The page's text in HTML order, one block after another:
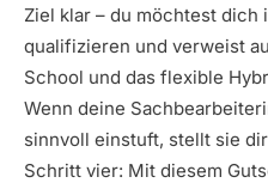
Ziel klar – du möchtest dich
qualifizieren und verweist
School und das flexible
Wenn deine
sinnvoll einstuft, stellt sie
Schritt vier: Mit diesem